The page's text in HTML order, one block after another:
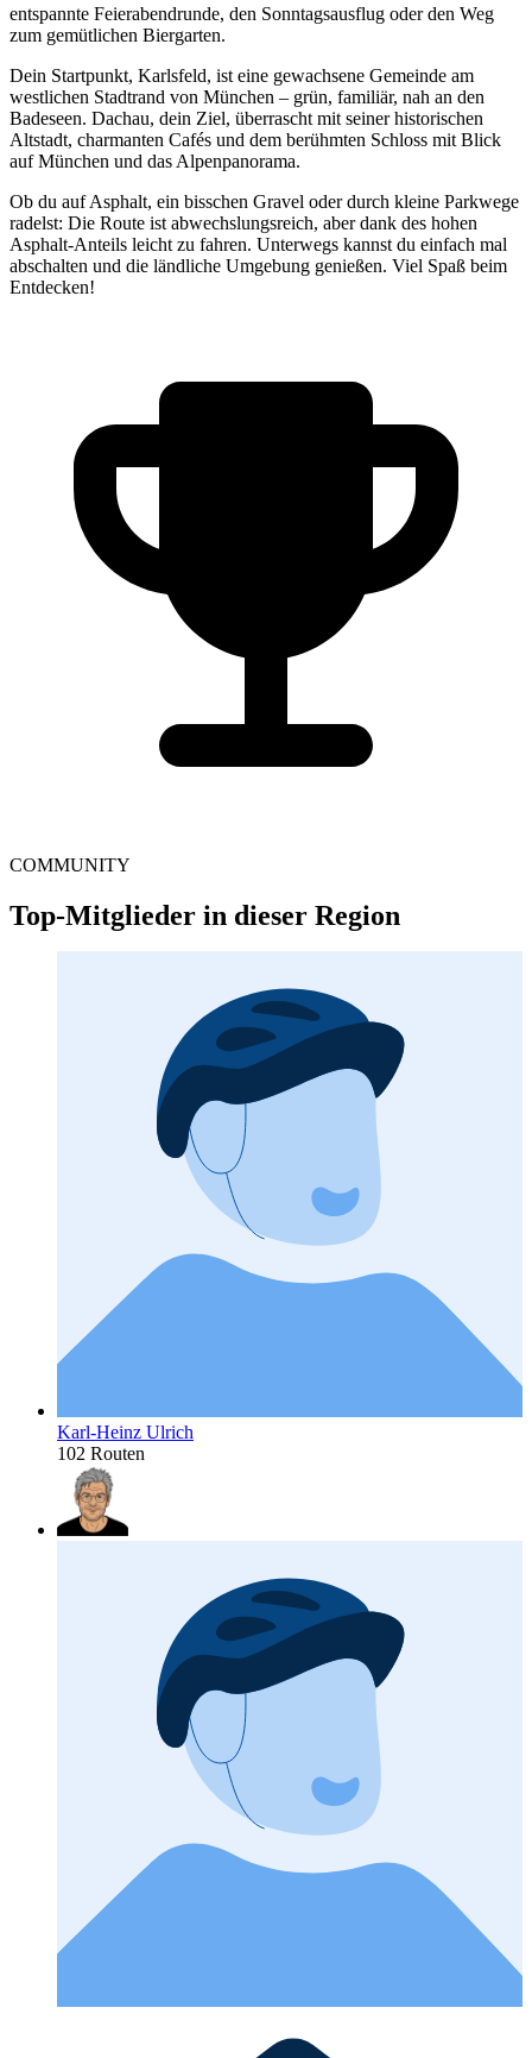
entspannte Feierabendrunde, den Sonntagsausflug oder den Weg
zum gemütlichen Biergarten.
Dein Startpunkt, Karlsfeld, ist eine gewachsene Gemeinde am
westlichen Stadtrand von München – grün, familiär, nah an den
Badeseen. Dachau, dein Ziel, überrascht mit seiner historischen
Altstadt, charmanten Cafés und dem berühmten Schloss mit Blick
auf München und das Alpenpanorama.
Ob du auf Asphalt, ein bisschen Gravel oder durch kleine Parkwege
radelst: Die Route ist abwechslungsreich, aber dank des hohen
Asphalt-Anteils leicht zu fahren. Unterwegs kannst du einfach mal
abschalten und die ländliche Umgebung genießen. Viel Spaß beim
Entdecken!
COMMUNITY
Top-Mitglieder in dieser Region
Karl-Heinz Ulrich
102 Routen